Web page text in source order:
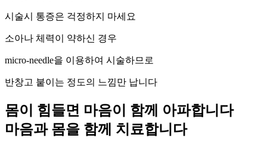
시술시 통증은 걱정하지 마세요
소아나 체력이 약하신 경우
micro-needle을 이용하여 시술하므로
반창고 붙이는 정도의 느낌만 납니다
몸이 힘들면 마음이 함께 아파합니다
마음과 몸을 함께 치료합니다